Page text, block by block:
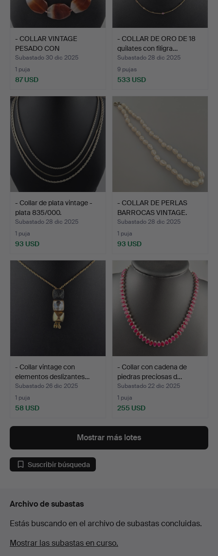
- COLLAR VINTAGE
PESADO CON
CORNALINA.
Subastado 30 dic 2025
1 puja
87 USD
- COLLAR DE ORO DE 18
quilates con filigra…
Subastado 28 dic 2025
9 pujas
533 USD
- Collar de plata vintage -
plata 835/000.
Subastado 28 dic 2025
1 puja
93 USD
- COLLAR DE PERLAS
BARROCAS VINTAGE.
Subastado 28 dic 2025
1 puja
93 USD
- Collar vintage con
elementos deslizantes…
Subastado 26 dic 2025
1 puja
58 USD
- Collar con cadena de
piedras preciosas d…
Subastado 22 dic 2025
1 puja
255 USD
Mostrar más lotes
Suscribir búsqueda
Archivo de subastas
Estás buscando en el archivo de subastas concluidas.
Mostrar las subastas en curso.